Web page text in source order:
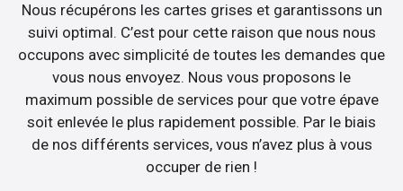
Nous récupérons les cartes grises et garantissons un
suivi optimal. C’est pour cette raison que nous nous
occupons avec simplicité de toutes les demandes que
vous nous envoyez. Nous vous proposons le
maximum possible de services pour que votre épave
soit enlevée le plus rapidement possible. Par le biais
de nos différents services, vous n’avez plus à vous
occuper de rien !